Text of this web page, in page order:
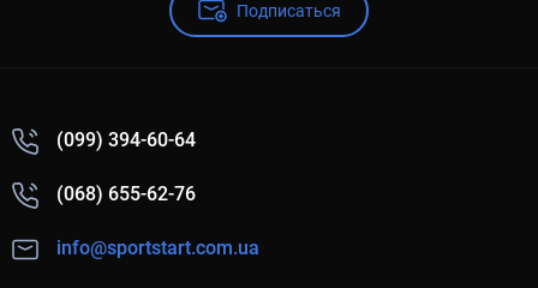
Подписаться
(099) 394-60-64
(068) 655-62-76
info@sportstart.com.ua